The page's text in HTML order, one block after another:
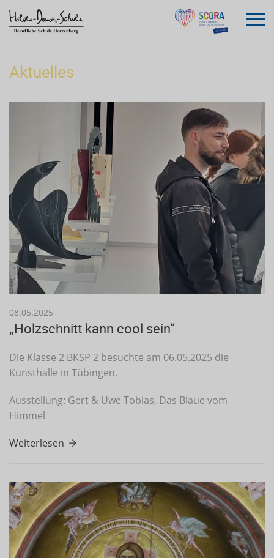
Aktuelles
08.05.2025
„Holzschnitt kann cool sein“
Die Klasse 2 BKSP 2 besuchte am 06.05.2025 die
Kunsthalle in Tübingen.
Ausstellung: Gert & Uwe Tobias, Das Blaue vom
Himmel
Weiterlesen